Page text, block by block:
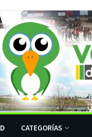
CATEGORÍAS